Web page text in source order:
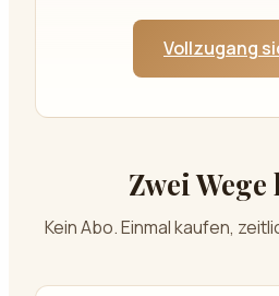
Vollzugang
Zwei
Kein Abo. Einmal kaufen,